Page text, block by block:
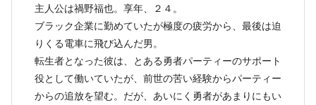
主人公は禍野福也。享年、２４。
ブラック企業に勤めていたが極度の疲労から、最後は迫
りくる電車に飛び込んだ男。
転生者となった彼は、とある勇者パーティーのサポート
役として働いていたが、前世の苦い経験からパーティー
からの追放を望む。だが、あいにく勇者があまりにもい